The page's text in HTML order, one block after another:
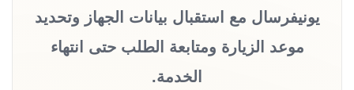
يونيفرسال مع استقبال بيانات الجهاز وتحديد
موعد الزيارة ومتابعة الطلب حتى انتهاء
الخدمة.